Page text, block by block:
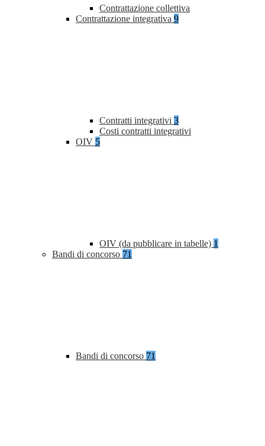
Contrattazione collettiva
Contrattazione integrativa 9
Contratti integrativi 3
Costi contratti integrativi
OIV 5
OIV (da pubblicare in tabelle) 1
Bandi di concorso 71
Bandi di concorso 71